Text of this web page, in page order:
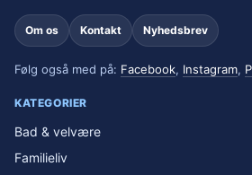
Om os Kontakt Nyhedsbrev
Følg også med på: Facebook, Instagram,
KATEGORIER
Bad & velvære
Familieliv